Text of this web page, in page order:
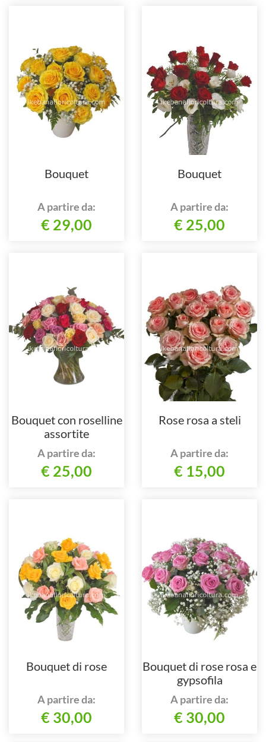
Bouquet
A partire da:
€ 29,00
Bouquet
A partire da:
€ 25,00
Bouquet con roselline
assortite
A partire da:
€ 25,00
Rose rosa a steli
A partire da:
€ 15,00
Bouquet di rose
A partire da:
€ 30,00
Bouquet di rose rosa e
gypsofila
A partire da:
€ 30,00